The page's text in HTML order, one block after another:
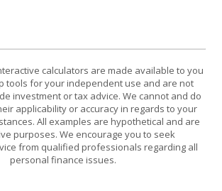
calculators are made available to you
tools for your independent use and are not
investment or tax advice. We cannot and do
applicability or accuracy in regards to your
All examples are hypothetical and are
purposes. We encourage you to seek
from qualified professionals regarding all
personal finance issues.